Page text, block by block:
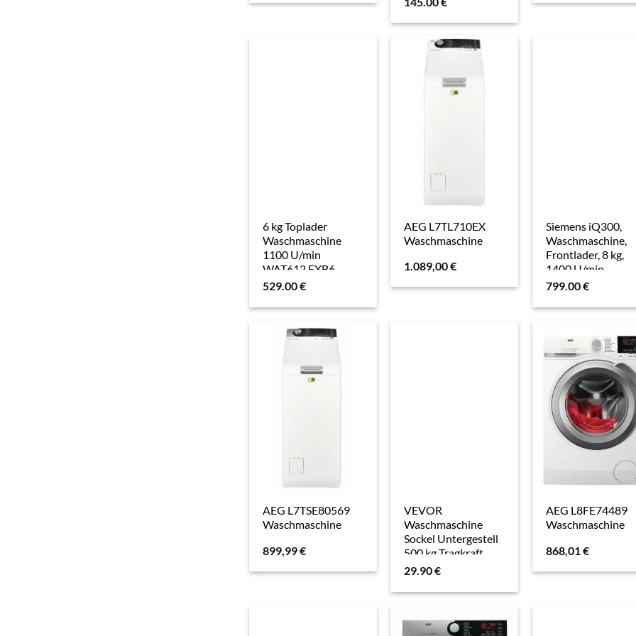
6 kg Toplader
Waschmaschine
1100 U/min
WAT612 EXB6
529.00€
AEG L7TL710EX
Waschmaschine
1.089,00€
Siemens iQ300,
Waschmaschine,
Frontlader, 8 kg,
1400 U/min.
WM14N127
799.00€
AEG L7TSE80569
Waschmaschine
899,99€
VEVOR
Waschmaschine
Sockel Untergestell
500 kg Tragkraft,
mobile Basis mit
Zwillingsrädern & 4
cm verstellbarer
29.90€
AEG L8FE74489
Waschmaschine
868,01€